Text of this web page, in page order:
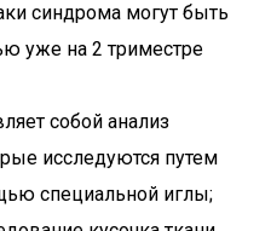
синдрома могут быть
уже на 2 триместре
собой анализ
исследуются путем
специальной иглы;